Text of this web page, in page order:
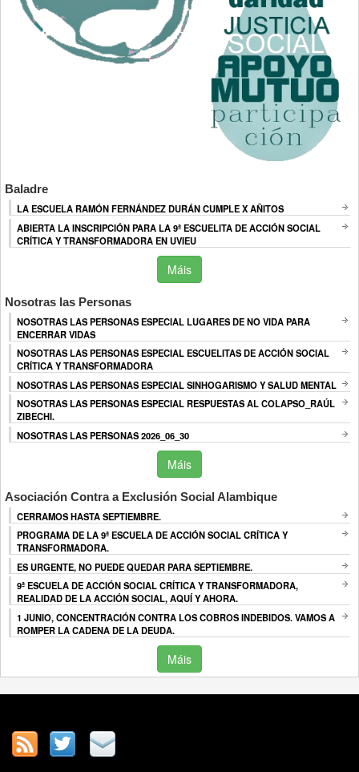
Baladre
LA ESCUELA RAMÓN FERNÁNDEZ DURÁN CUMPLE X AÑITOS
ABIERTA LA INSCRIPCIÓN PARA LA 9ª ESCUELITA DE ACCIÓN SOCIAL
CRÍTICA Y TRANSFORMADORA EN UVIEU
Máis
Nosotras las Personas
NOSOTRAS LAS PERSONAS ESPECIAL LUGARES DE NO VIDA PARA
ENCERRAR VIDAS
NOSOTRAS LAS PERSONAS ESPECIAL ESCUELITAS DE ACCIÓN SOCIAL
CRÍTICA Y TRANSFORMADORA
NOSOTRAS LAS PERSONAS ESPECIAL SINHOGARISMO Y SALUD MENTAL
NOSOTRAS LAS PERSONAS ESPECIAL RESPUESTAS AL COLAPSO_RAÚL
ZIBECHI.
NOSOTRAS LAS PERSONAS 2026_06_30
Máis
Asociación Contra a Exclusión Social Alambique
CERRAMOS HASTA SEPTIEMBRE.
PROGRAMA DE LA 9ª ESCUELA DE ACCIÓN SOCIAL CRÍTICA Y
TRANSFORMADORA.
ES URGENTE, NO PUEDE QUEDAR PARA SEPTIEMBRE.
9ª ESCUELA DE ACCIÓN SOCIAL CRÍTICA Y TRANSFORMADORA,
REALIDAD DE LA ACCIÓN SOCIAL, AQUÍ Y AHORA.
1 JUNIO, CONCENTRACIÓN CONTRA LOS COBROS INDEBIDOS. VAMOS A
ROMPER LA CADENA DE LA DEUDA.
Máis